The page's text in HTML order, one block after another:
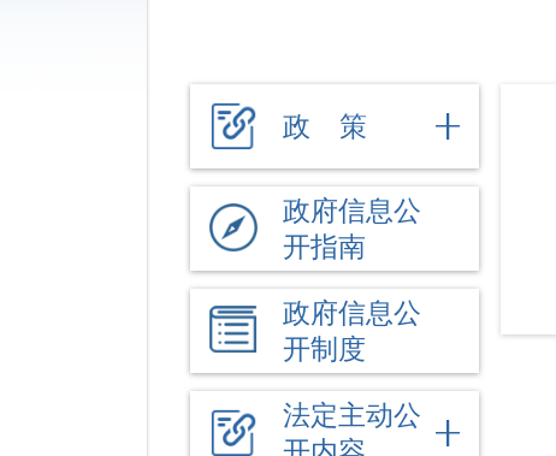
政 策
政府信息公
开指南
政府信息公
开制度
法定主动公